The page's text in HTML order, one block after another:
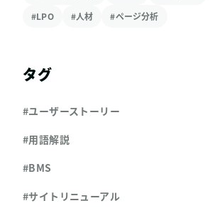
#LPO
#人材 #ページ分析
タグ
#ユーザーストーリー
#用語解説
#BMS
#サイトリニューアル